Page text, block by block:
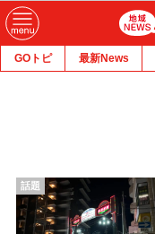
GOトピ 最新News
話題